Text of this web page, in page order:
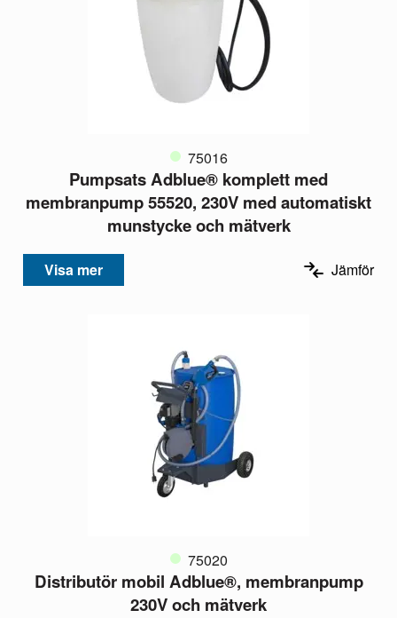
75016
Pumpsats Adblue® komplett med
membranpump 55520, 230V med automatiskt
munstycke och mätverk
Visa mer Jämför
75020
Distributör mobil Adblue®, membranpump
230V och mätverk